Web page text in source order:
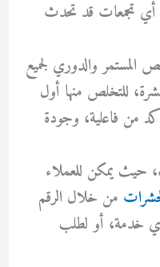
أي تجمعات قد تحدث
المستمر والدوري لجميع
للتخلص منها أول
من فاعلية، وجودة
حيث يمكن للعملاء
من خلال الرقم
خدمة، أو لطلب